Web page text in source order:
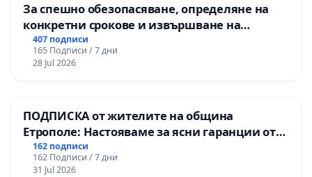
За спешно обезопасяване, определяне на
конкретни срокове и извършване на
цялостна рехабилитация на
републиканския път между пътен възел АМ
„Тракия“ - гр. Ихтиман - с. Мирово - к.к.
407 подписи
165 Подписи / 7 дни
28 Jul 2026
ПОДПИСКА от жителите на община
Етрополе: Настояваме за ясни гаранции от
“Елаците-МЕД” АД и от държавата, че ще се
изпълнят всички екологични норми!
162 подписи
162 Подписи / 7 дни
31 Jul 2026